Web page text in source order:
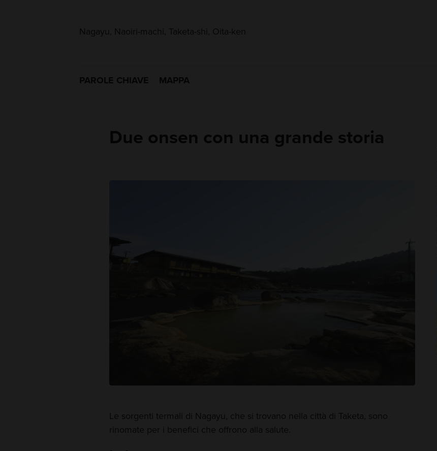
Nagayu, Naoiri-machi, Taketa-shi, Oita-ken
PAROLE CHIAVE MAPPA
Due onsen con una grande storia
Le sorgenti termali di Nagayu, che si trovano nella città di Taketa, sono
rinomate per i benefici che offrono alla salute.